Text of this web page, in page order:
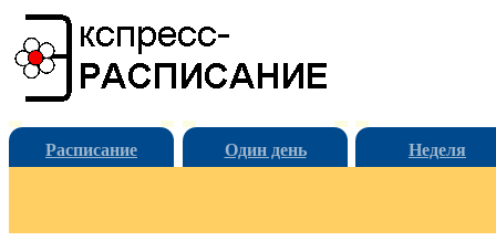
Расписание Один день Неделя